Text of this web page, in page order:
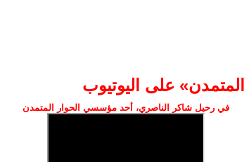
على اليوتيوب
في رحيل شاكر الناصري، أحد مؤسسي الحوار المتمدن